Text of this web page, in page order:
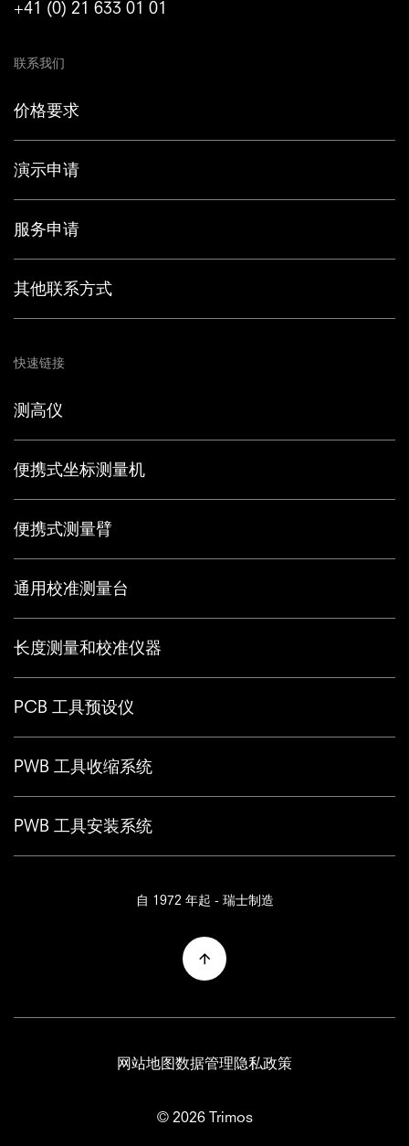
+41 (0) 21 633 01 01
联系我们
价格要求
演示申请
服务申请
其他联系方式
快速链接
测高仪
便携式坐标测量机
便携式测量臂
通用校准测量台
长度测量和校准仪器
PCB 工具预设仪
PWB 工具收缩系统
PWB 工具安装系统
自 1972 年起 - 瑞士制造
网站地图数据管理隐私政策
© 2026 Trimos